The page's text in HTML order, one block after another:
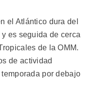
el Atlántico dura del
es seguida de cerca
de la OMM.
de actividad
por debajo